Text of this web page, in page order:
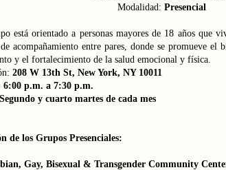
Modalidad: Presencial
está orientado a personas mayores de 18 años que
acompañamiento entre pares, donde se promueve el
y el fortalecimiento de la salud emocional y física.
208 W 13th St, New York, NY 10011
6:00 p.m. a 7:30 p.m.
Segundo y cuarto martes de cada mes
de los Grupos Presenciales:
Gay, Bisexual & Transgender Community